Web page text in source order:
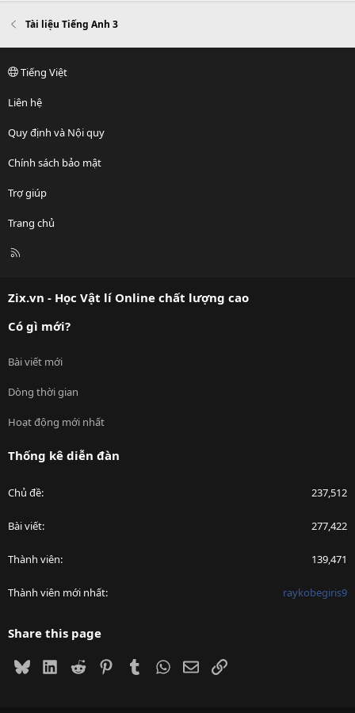
Tài liệu Tiếng Anh 3
Tiếng Việt
Liên hệ
Quy định và Nội quy
Chính sách bảo mật
Trợ giúp
Trang chủ
R
Zix.vn - Học Vật lí Online chất lượng cao
Có gì mới?
Bài viết mới
Dòng thời gian
Hoạt động mới nhất
Thống kê diễn đàn
Chủ đề 237,512
Bài viết 277,422
Thành viên 139,471
Thành viên mới nhất raykobegiris9
Share this page
BlueskyLinkedIn
Reddit PinterestTumblrWhatsApp
EmailLink